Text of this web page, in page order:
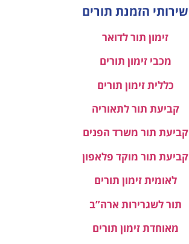
שירותי הזמנת תורים
זימון תור לדואר
מכבי זימון תורים
כללית זימון תורים
קביעת תור לתאוריה
קביעת תור משרד הפנים
קביעת תור מוקד פלאפון
לאומית זימון תורים
תור לשגרירות ארה”ב
מאוחדת זימון תורים